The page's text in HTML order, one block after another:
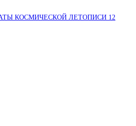
КОСМИЧЕСКОЙ ЛЕТОПИСИ 12